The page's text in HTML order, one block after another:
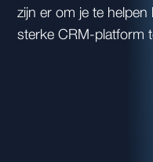
zijn er om je te helpen
sterke CRM-platform